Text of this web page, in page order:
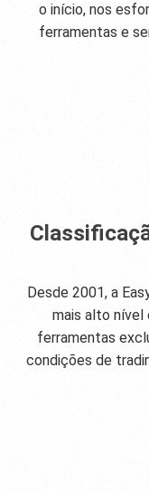
o início, nos
ferramentas e
Desde 2001, a
mais alto
ferramentas
condições de